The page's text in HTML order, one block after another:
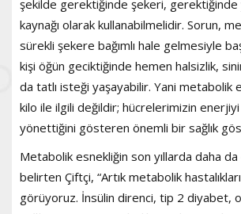
şekilde gerektiğinde şekeri, gerektiğinde
kaynağı olarak kullanabilmelidir. Sorun,
sürekli şekere bağımlı hale gelmesiyle
kişi öğün geciktiğinde hemen halsizlik,
da tatlı isteği yaşayabilir. Yani metabolik
kilo ile ilgili değildir; hücrelerimizin
yönettiğini gösteren önemli bir sağlık
Metabolik esnekliğin son yıllarda daha da
belirten Çiftçi, “Artık metabolik
görüyoruz. İnsülin direnci, tip 2 diyabet,